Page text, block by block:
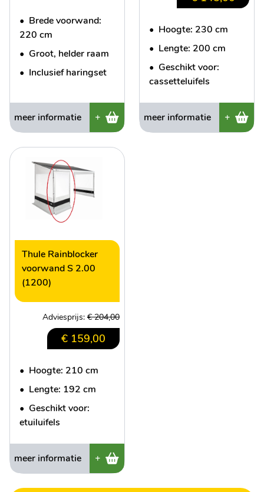
• Brede voorwand:
220 cm
• Groot, helder raam
• Inclusief haringset
meer informatie +
• Hoogte: 230 cm
• Lengte: 200 cm
• Geschikt voor:
cassetteluifels
meer informatie +
Thule Rainblocker
voorwand S 2.00
(1200)
Adviesprijs: € 204,00
€ 159,00
• Hoogte: 210 cm
• Lengte: 192 cm
• Geschikt voor:
etuiluifels
meer informatie +